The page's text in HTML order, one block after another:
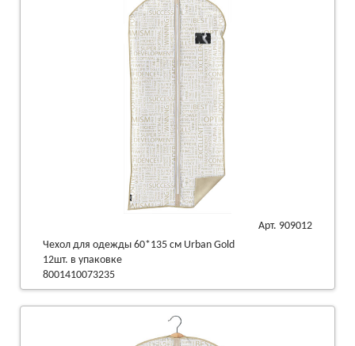
Арт. 909012
Чехол для одежды 60*135 см Urban Gold
12шт. в упаковке
8001410073235